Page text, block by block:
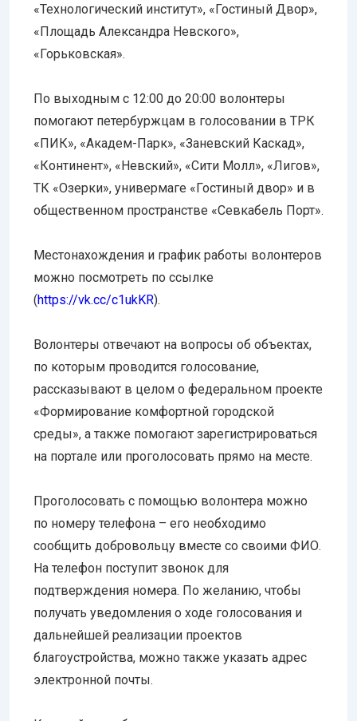
«Технологический институт», «Гостиный Двор»,
«Площадь Александра Невского»,
«Горьковская».
По выходным с 12:00 до 20:00 волонтеры
помогают петербуржцам в голосовании в ТРК
«ПИК», «Академ-Парк», «Заневский Каскад»,
«Континент», «Невский», «Сити Молл», «Лигов»,
ТК «Озерки», универмаге «Гостиный двор» и в
общественном пространстве «Севкабель Порт».
Местонахождения и график работы волонтеров
можно посмотреть по ссылке
(https://vk.cc/c1ukKR).
Волонтеры отвечают на вопросы об объектах,
по которым проводится голосование,
рассказывают в целом о федеральном проекте
«Формирование комфортной городской
среды», а также помогают зарегистрироваться
на портале или проголосовать прямо на месте.
Проголосовать с помощью волонтера можно
по номеру телефона – его необходимо
сообщить добровольцу вместе со своими ФИО.
На телефон поступит звонок для
подтверждения номера. По желанию, чтобы
получать уведомления о ходе голосования и
дальнейшей реализации проектов
благоустройства, можно также указать адрес
электронной почты.